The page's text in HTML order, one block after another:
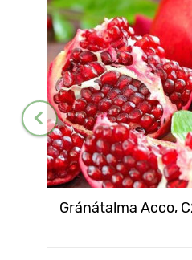
Gránátalma Aссo,